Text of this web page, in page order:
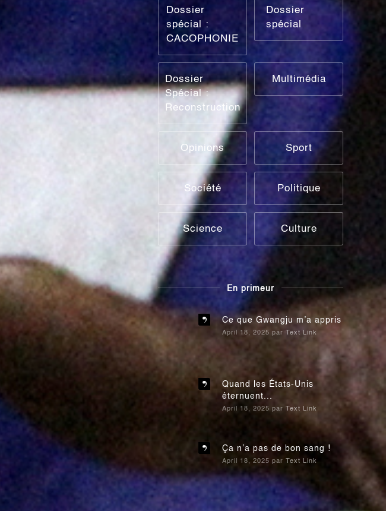
Dossier
spécial :
CACOPHONIE
Dossier
spécial
Dossier
Spécial :
Reconstruction
Multimédia
Opinions Sport
Société Politique
Science Culture
En primeur
Ce que Gwangju m’a appris
April 18, 2025 par Text Link
Quand les États-Unis
éternuent...
April 18, 2025 par Text Link
Ça n’a pas de bon sang !
April 18, 2025 par Text Link